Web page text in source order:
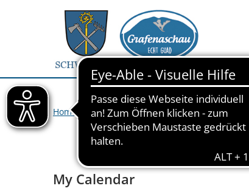
Home Veranstaltungen> My Calendar
My Calendar